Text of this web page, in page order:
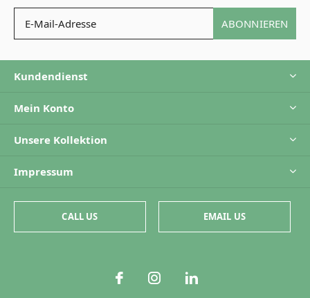
ABONNIEREN
Kundendienst
Mein Konto
Unsere Kollektion
Impressum
CALL US EMAIL US